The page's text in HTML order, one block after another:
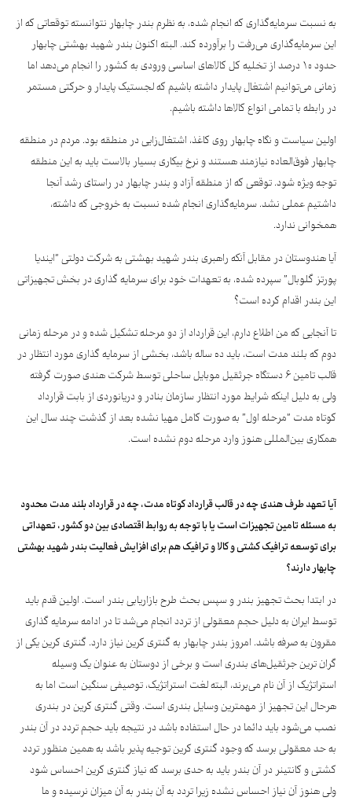
به نسبت سرمایه‌گذاری که انجام شده، به نظرم بندر چابهار نتوانسته توقعاتی که از
این سرمایه‌گذاری می‌رفت را برآورده کند. البته اکنون بندر شهید بهشتی چابهار
حدود ۱۰ درصد از تخلیه کل کالاهای اساسی ورودی به کشور را انجام می‌دهد اما
زمانی می‌توانیم اشتغال پایدار داشته باشیم که لجستیک پایدار و حرکتی مستمر
در رابطه با تمامی انواع کالاها داشته باشیم.
اولین سیاست و نگاه چابهار روی کاغذ، اشتغال‌زایی در منطقه بود. مردم در منطقه
چابهار فوق‌العاده نیازمند هستند و نرخ بیکاری بسیار بالاست باید به این منطقه
توجه ویژه شود. توقعی که از منطقه آزاد و بندر چابهار در راستای رشد آنجا
داشتیم عملی نشد. سرمایه‌گذاری انجام شده نسبت به خروجی که داشته،
همخوانی ندارد.
آیا هندوستان در مقابل آنکه راهبری بندر شهید بهشتی به شرکت دولتی “ایندیا
پورتز گلوبال” سپرده شده، به تعهدات خود برای سرمایه گذاری در بخش تجهیزاتی
این بندر اقدام کرده است؟
تا آنجایی که من اطلاع دارم، این قرارداد از دو مرحله تشکیل شده و در مرحله زمانی
دوم که بلند مدت است، باید ده ساله باشد، بخشی از سرمایه گذاری مورد انتظار در
قالب تامین ۶ دستگاه جرثقیل موبایل ساحلی توسط شرکت هندی صورت گرفته
ولی به دلیل اینکه شرایط مورد انتظار سازمان بنادر و دریانوردی از بابت قرارداد
کوتاه مدت “مرحله اول” به صورت کامل مهیا نشده بعد از گذشت چند سال‌ این
همکاری بین‌المللی هنوز وارد مرحله دوم نشده است.
آیا تعهد طرف هندی چه در قالب قرارداد کوتاه مدت، چه در قرارداد بلند مدت محدود
به مسئله تامین تجهیزات است یا با توجه به روابط اقتصادی بین دو کشور، تعهداتی
برای توسعه ترافیک کشتی و کالا و ترافیک هم برای افزایش فعالیت بندر شهید بهشتی
چابهار دارند؟
در ابتدا بحث تجهیز بندر و سپس بحث طرح بازاریابی بندر است. اولین قدم باید
توسط ایران به دلیل حجم معقولی از تردد انجام می‌شد تا در ادامه سرمایه گذاری
مقرون به صرفه باشد. امروز بندر چابهار به گنتری کرین نیاز دارد. گنتری کرین یکی از
گران ترین جرثقیل‌های بندری است و برخی از دوستان به عنوان یک وسیله
استراتژیک از آن نام می‌برند، البته لغت استراتژیک، توصیفی سنگین است اما به
هرحال این تجهیز از مهمترین وسایل بندری است. وقتی گنتری کرین در بندری
نصب می‌شود باید دائما در حال استفاده باشد در نتیجه باید حجم تردد در آن بندر
به حد معقولی برسد که وجود گنتری کرین توجیه پذیر باشد به همین منظور تردد
کشتی و کانتینر در آن بندر باید به حدی برسد که نیاز گنتری کرین احساس شود
ولی هنوز آن نیاز احساس نشده زیرا تردد به آن بندر به آن میزان نرسیده و ما